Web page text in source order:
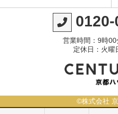
営業時間：9時
定休日：火曜
©株式会社